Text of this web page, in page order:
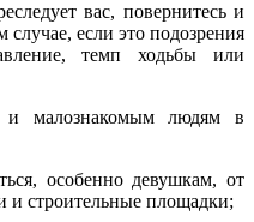
вас, повернитесь и
случае, если это подозрения
темп ходьбы или
малознакомым людям в
особенно девушкам, от
и строительные площадки;